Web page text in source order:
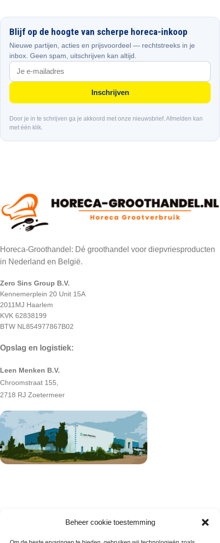
Beheer cookie toestemming
Blijf op de hoogte van scherpe horeca-inkoop
Nieuwe partijen, acties en prijsvoordeel — rechtstreeks in je
inbox. Geen spam, uitschrijven kan altijd.
Inschrijven
Door je in te schrijven ga je akkoord met onze nieuwsbrief. Afmelden kan
met één klik.
Horeca-Groothandel: Dé groothandel voor diepvriesproducten
in Nederland en België.
Zero Sins Group B.V.
Kennemerplein 20 Unit 15A
2011MJ Haarlem
KVK 62838199
BTW NL854977867B02
Opslag en logistiek:
Leen Menken B.V.
Chroomstraat 155,
2718 RJ Zoetermeer